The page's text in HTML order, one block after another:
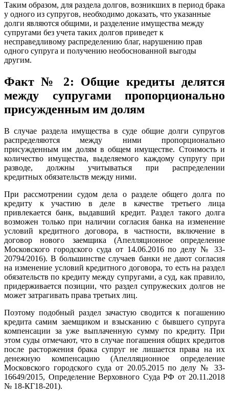
Таким образом, для раздела долгов, возникших в период брака
у одного из супругов, необходимо доказать, что указанные
долги являются общими, и разделение имущества между
супругами без учета таких долгов приведет к
несправедливому распределению благ, нарушению прав
одного супруга и получению необоснованной выгоды
другим.
Факт № 2: Общие кредиты делятся
между супругами пропорционально
присужденным им долям
В случае раздела имущества в суде общие долги супругов
распределяются между ними пропорционально
присужденным им долям в общем имуществе. Стоимость и
количество имущества, выделяемого каждому супругу при
разводе, должны учитываться при распределении
кредитных обязательств между ними.
При рассмотрении судом дела о разделе общего долга по
кредиту к участию в деле в качестве третьего лица
привлекается банк, выдавший кредит. Раздел такого долга
возможен только при наличии согласия банка на изменение
условий кредитного договора, в частности, включение в
договор нового заемщика (Апелляционное определение
Московского городского суда от 14.06.2016 по делу № 33-
20794/2016). В большинстве случаев банки не дают согласия
на изменение условий кредитного договора, то есть на раздел
обязательств по кредиту между супругами, а суд, как правило,
придерживается позиции, что раздел супружеских долгов не
может затрагивать права третьих лиц.
Поэтому подобный раздел зачастую сводится к погашению
кредита самим заемщиком и взысканию с бывшего супруга
компенсации за уже выплаченную сумму по кредиту. При
этом суды отмечают, что в случае погашения общих кредитов
после расторжения брака супруг не лишается права на их
денежную компенсацию (Апелляционное определение
Московского городского суда от 20.05.2015 по делу № 33-
16649/2015, Определение Верховного Суда РФ от 20.11.2018
№ 18-КГ18-201).